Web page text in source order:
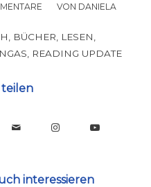
/ VON DANIELA
BÜCHER LESEN
READING UPDATE
teilen
interessieren